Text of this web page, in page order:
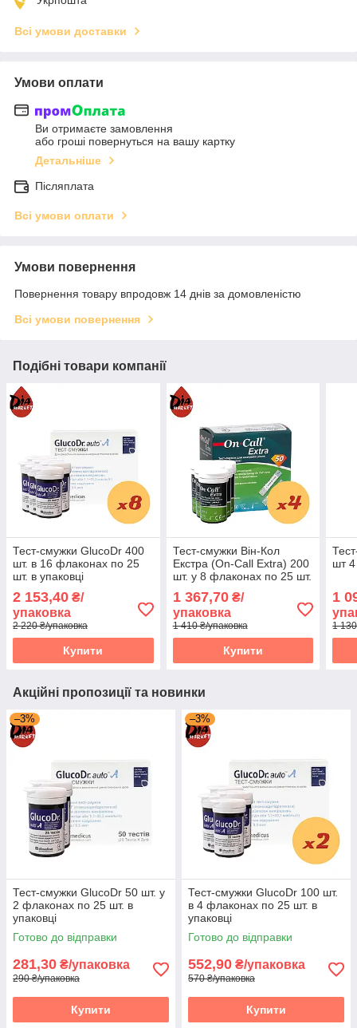
Всі умови доставки
Умови оплати
Ви отримаєте замовлення
або гроші повернуться на вашу картку
Детальніше
Післяплата
Всі умови оплати
Умови повернення
Повернення товару впродовж 14 днів за домовленістю
Всі умови повернення
Подібні товари компанії
Тест-смужки GlucoDr 400
шт. в 16 флаконах по 25
шт. в упаковці
2 153,40 ₴/
упаковка
2 220 ₴/упаковка
Купити
Тест-смужки Він-Кол
Екстра (On-Call Extra) 200
шт. у 8 флаконах по 25 шт.
1 367,70₴/
упаковка
1 410 ₴/упаковка
Купити
шт 4
1
1
Акційні пропозиції та новинки
–3%
Тест-смужки GlucoDr 50 шт. у
2 флаконах по 25 шт. в
упаковці
Готово до відправки
281,30 ₴/упаковка
290 ₴/упаковка
Купити
–3%
Тест-смужки GlucoDr 100 шт.
в 4 флаконах по 25 шт. в
упаковці
Готово до відправки
552,90 ₴/упаковка
570 ₴/упаковка
Купити